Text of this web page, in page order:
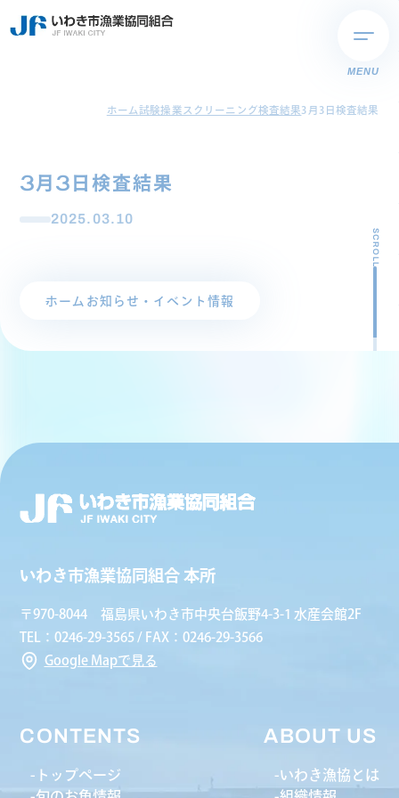
MENU
ホーム試験操業スクリーニング検査結果3月3日検査結果
3月3日検査結果
2025.03.10
ホーム お知らせ・イベント情報
SCROLL
いわき市漁業協同組合 本所
〒970-8044 福島県いわき市中央台飯野4-3-1 水産会館2F
TEL：0246-29-3565 / FAX：0246-29-3566
Google Mapで見る
CONTENTS
トップページ
ABOUT US
いわき漁協とは